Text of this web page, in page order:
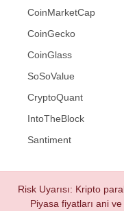
CoinMarketCap
CoinGecko
CoinGlass
SoSoValue
CryptoQuant
IntoTheBlock
Santiment
Risk Uyarısı: Kripto
Piyasa fiyatları ani